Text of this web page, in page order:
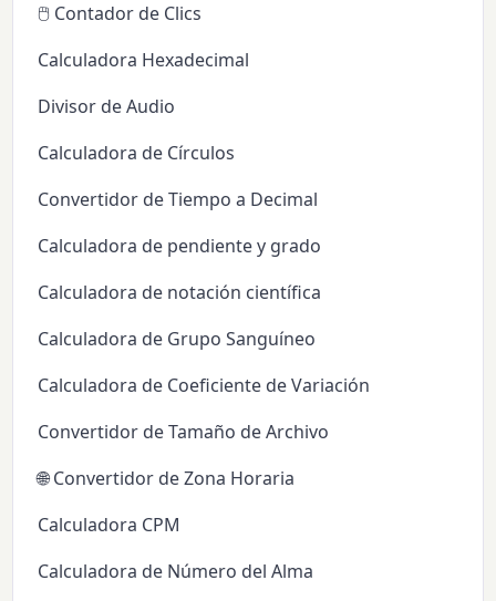
🖱️ Contador de Clics
Calculadora Hexadecimal
Divisor de Audio
Calculadora de Círculos
Convertidor de Tiempo a Decimal
Calculadora de pendiente y grado
Calculadora de notación científica
Calculadora de Grupo Sanguíneo
Calculadora de Coeficiente de Variación
Convertidor de Tamaño de Archivo
🌐 Convertidor de Zona Horaria
Calculadora CPM
Calculadora de Número del Alma